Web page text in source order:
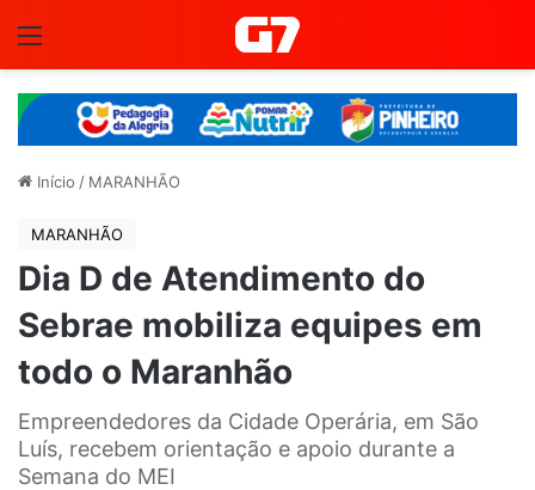
Início / MARANHÃO
MARANHÃO
Dia D de Atendimento do
Sebrae mobiliza equipes em
todo o Maranhão
Empreendedores da Cidade Operária, em São
Luís, recebem orientação e apoio durante a
Semana do MEI